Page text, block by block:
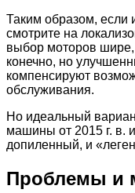
Таким образом, если
смотрите на
выбор моторов шире,
конечно, но
компенсируют
обслуживания.
Но идеальный
машины от 2015 г. в.
допиленный, и
Проблемы и